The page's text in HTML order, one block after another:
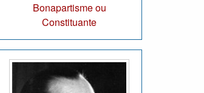
Bonapartisme ou
Constituante